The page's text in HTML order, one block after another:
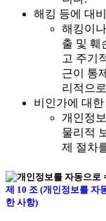
해킹 등에 대
해킹이
출 및 훼
고 주기
근이 통
리적으
비인가에 대한
개인정
물리적
제 절차
제 10 조 (개인정보를 자
한 사항)